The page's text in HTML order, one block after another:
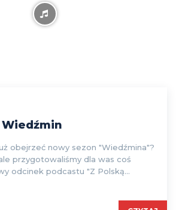
obejrzeć nowy sezon "Wiedźmina"?
przygotowaliśmy dla was coś
odcinek podcastu "Z Polską...